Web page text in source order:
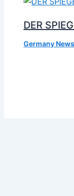
DER
Germany News